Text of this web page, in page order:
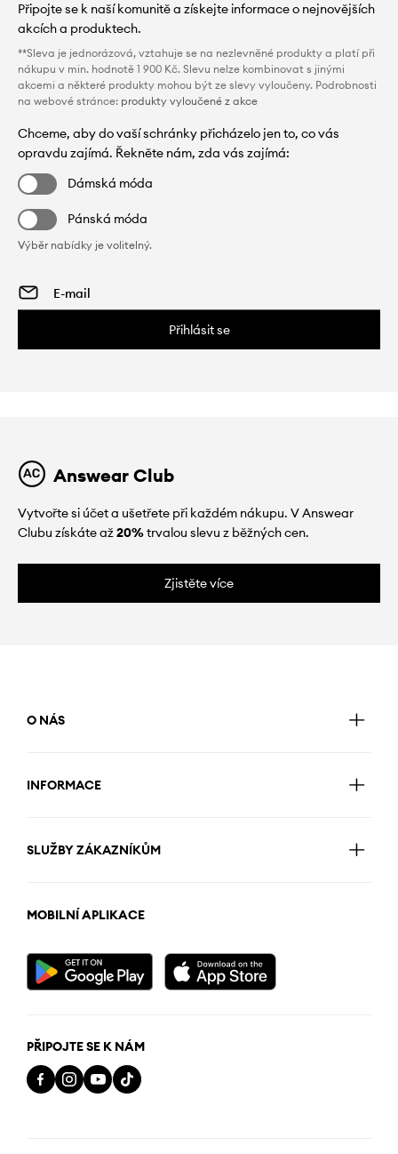
Připojte se k naší komunitě a získejte informace o nejnovějších
akcích a produktech.
**Sleva je jednorázová, vztahuje se na nezlevněné produkty a platí při
nákupu v min. hodnotě 1 900 Kč. Slevu nelze kombinovat s jinými
akcemi a některé produkty mohou být ze slevy vyloučeny. Podrobnosti
na webové stránce: produkty vyloučené z akce
Chceme, aby do vaší schránky přicházelo jen to, co vás
opravdu zajímá. Řekněte nám, zda vás zajímá:
Dámská móda
Pánská móda
Výběr nabídky je volitelný.
Přihlásit se
Answear Club
Vytvořte si účet a ušetřete při každém nákupu. V Answear
Clubu získáte až20%trvalou slevu z běžných cen.
Zjistěte více
O NÁS
INFORMACE
SLUŽBY ZÁKAZNÍKŮM
MOBILNÍ APLIKACE
PŘIPOJTE SE K NÁM